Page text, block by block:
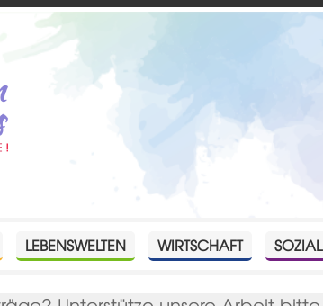
LEBENSWELTEN WIRTSCHAFT